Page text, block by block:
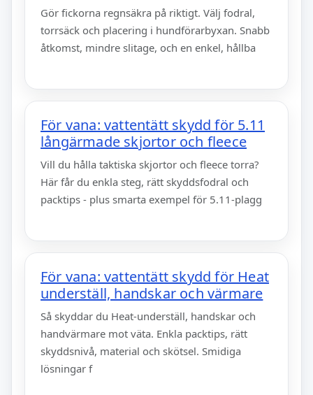
Gör fickorna regnsäkra på riktigt. Välj fodral,
torrsäck och placering i hundförarbyxan. Snabb
åtkomst, mindre slitage, och en enkel, hållba
För vana: vattentätt skydd för 5.11
långärmade skjortor och fleece
Vill du hålla taktiska skjortor och fleece torra?
Här får du enkla steg, rätt skyddsfodral och
packtips - plus smarta exempel för 5.11-plagg
För vana: vattentätt skydd för Heat
underställ, handskar och värmare
Så skyddar du Heat-underställ, handskar och
handvärmare mot väta. Enkla packtips, rätt
skyddsnivå, material och skötsel. Smidiga
lösningar f